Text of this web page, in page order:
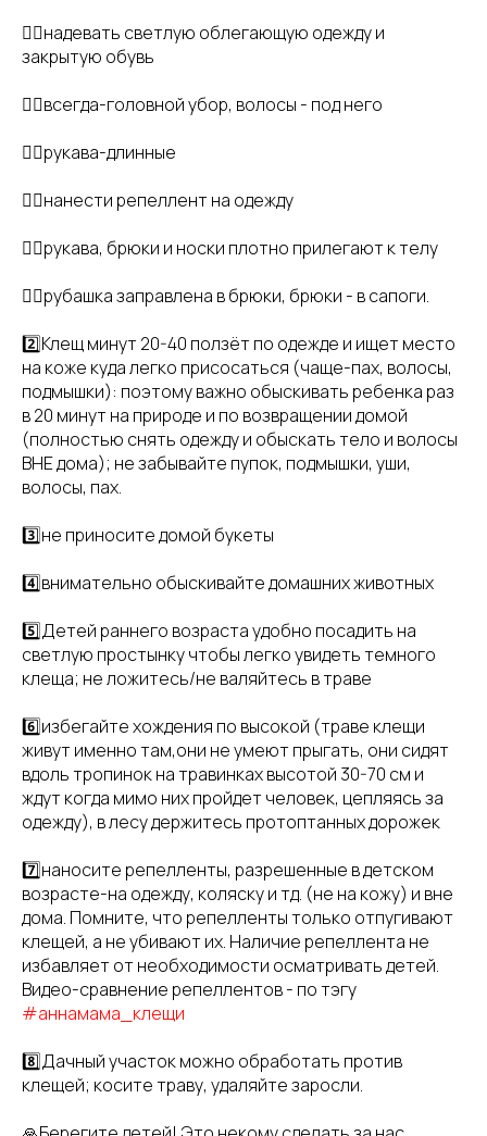
👉🏻надевать светлую облегающую одежду и
закрытую обувь
👉🏻всегда-головной убор, волосы - под него
👉🏻рукава-длинные
👉🏻нанести репеллент на одежду
👉🏻рукава, брюки и носки плотно прилегают к телу
👉🏻рубашка заправлена в брюки, брюки - в сапоги.
2️⃣Клещ минут 20-40 ползёт по одежде и ищет место
на коже куда легко присосаться (чаще-пах, волосы,
подмышки): поэтому важно обыскивать ребенка раз
в 20 минут на природе и по возвращении домой
(полностью снять одежду и обыскать тело и волосы
ВНЕ дома); не забывайте пупок, подмышки, уши,
волосы, пах.
3️⃣не приносите домой букеты
4️⃣внимательно обыскивайте домашних животных
5️⃣Детей раннего возраста удобно посадить на
светлую простынку чтобы легко увидеть темного
клеща; не ложитесь/не валяйтесь в траве
6️⃣избегайте хождения по высокой (траве клещи
живут именно там,они не умеют прыгать, они сидят
вдоль тропинок на травинках высотой 30-70 см и
ждут когда мимо них пройдет человек, цепляясь за
одежду), в лесу держитесь протоптанных дорожек
7️⃣наносите репелленты, разрешенные в детском
возрасте-на одежду, коляску и тд. (не на кожу) и вне
дома. Помните, что репелленты только отпугивают
клещей, а не убивают их. Наличие репеллента не
избавляет от необходимости осматривать детей.
Видео-сравнение репеллентов - по тэгу
#аннамама_клещи
8️⃣Дачный участок можно обработать против
клещей; косите траву, удаляйте заросли.